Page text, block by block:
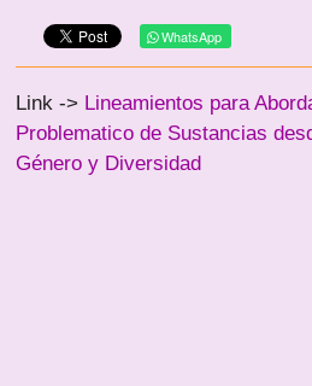
WhatsApp
Link -> Lineamientos para
Problematico de Sustancias
Género y Diversidad